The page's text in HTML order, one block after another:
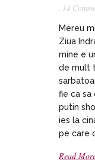
, 14
Mereu
Ziua
mine e
de mult
fie ca sa
putin
ies la
pe care
Read